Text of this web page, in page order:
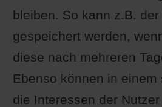
bleiben. So kann z.B.
gespeichert werden,
diese nach mehreren
Ebenso können in einem
die Interessen der